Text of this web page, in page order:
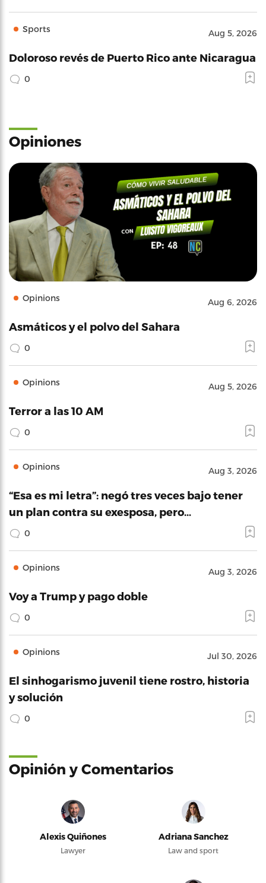
Sports Aug 5, 2026
Doloroso revés de Puerto Rico ante Nicaragua
0
Opiniones
Opinions Aug 6, 2026
Asmáticos y el polvo del Sahara
0
Opinions Aug 5, 2026
Terror a las 10 AM
0
Opinions Aug 3, 2026
“Esa es mi letra”: negó tres veces bajo tener
un plan contra su exesposa, pero…
0
Opinions Aug 3, 2026
Voy a Trump y pago doble
0
Opinions Jul 30, 2026
El sinhogarismo juvenil tiene rostro, historia
y solución
0
Opinión y Comentarios
Alexis Quiñones
Lawyer
Adriana Sanchez
Law and sport